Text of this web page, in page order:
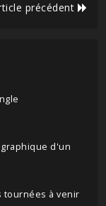
précédent
graphique d'un
tournées à venir